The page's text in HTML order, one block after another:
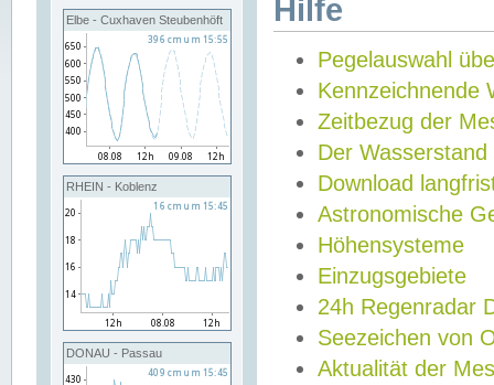
Elbe - Cuxhaven Steubenhöft
RHEIN - Koblenz
DONAU - Passau
Hilfe
Pegelauswahl
Kennzeichnende
Zeitbezug der
Der Wasserstand
Download
Astronomische
Höhensysteme
Einzugsgebiete
24h Regenradar
Seezeichen von
Aktualität der